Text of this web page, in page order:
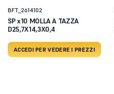
BFT_2614102
SP x10 MOLLA A TAZZA
D25,7X14,3X0,4
ACCEDI PER VEDERE I PREZZI